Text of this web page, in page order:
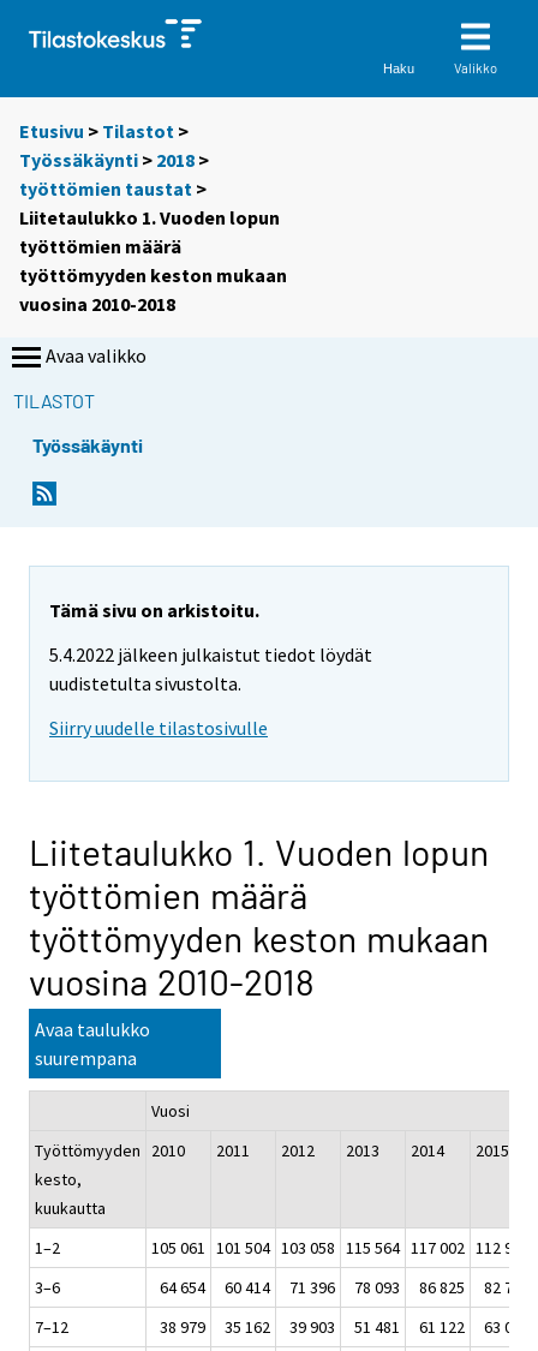
Haku Valikko
Etusivu > Tilastot >
Työssäkäynti > 2018 >
työttömien taustat >
Liitetaulukko 1. Vuoden lopun
työttömien määrä
työttömyyden keston mukaan
vuosina 2010-2018
Avaa valikko
TILASTOT
Työssäkäynti
Tämä sivu on arkistoitu.
5.4.2022 jälkeen julkaistut tiedot löydät
uudistetulta sivustolta.
Siirry uudelle tilastosivulle
Liitetaulukko 1. Vuoden lopun
työttömien määrä
työttömyyden keston mukaan
vuosina 2010-2018
Avaa taulukko
suurempana
Vuosi
Työttömyyden
kesto,
kuukautta
2010 2011 2012 2013 2014 2015
1–2 105 061 101 504 103 058 115 564 117 002 112 967
3–6
64 654 60 414 71 396 78 093 86 825
82 799
7–12
38 979 35 162 39 903 51 481 61 122
63 092